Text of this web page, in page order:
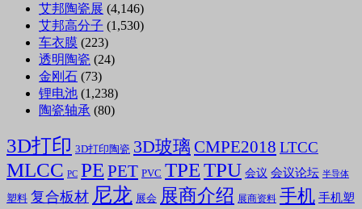
艾邦陶瓷展 (4,146)
艾邦高分子 (1,530)
车衣膜 (223)
透明陶瓷 (24)
金刚石 (73)
锂电池 (1,238)
陶瓷轴承 (80)
3D打印 3D打印陶瓷 3D玻璃 CMPE2018 LTCC
MLCC PC PE PET PVC TPETPU 会议 会议论坛 半导体
塑料 复合板材 尼龙 展会 展商介绍 展商资料 手机 手机塑